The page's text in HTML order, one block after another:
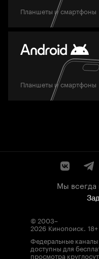
Планшеты и смартфоны
Планшеты и смартфоны
Мы всегда
© 2003–
2026 Кинопоиск. 18+
Федеральные каналы
доступны для
просмотра